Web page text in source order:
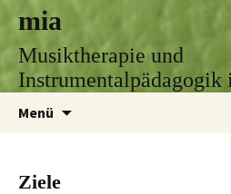
mia
Musiktherapie und
Menü
Ziele